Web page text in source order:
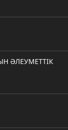
ӘЛЕУМЕТТІК